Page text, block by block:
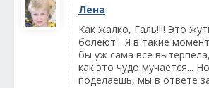
Лена
Как жалко, Галь!!!! Это
болеют... Я в такие
бы уж сама все
как это чудо мучается...
поделаешь, мы в ответе